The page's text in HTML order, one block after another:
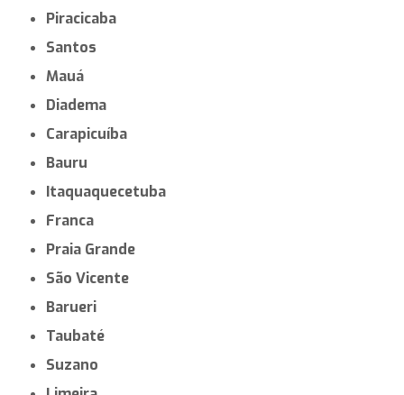
Piracicaba
Santos
Mauá
Diadema
Carapicuíba
Bauru
Itaquaquecetuba
Franca
Praia Grande
São Vicente
Barueri
Taubaté
Suzano